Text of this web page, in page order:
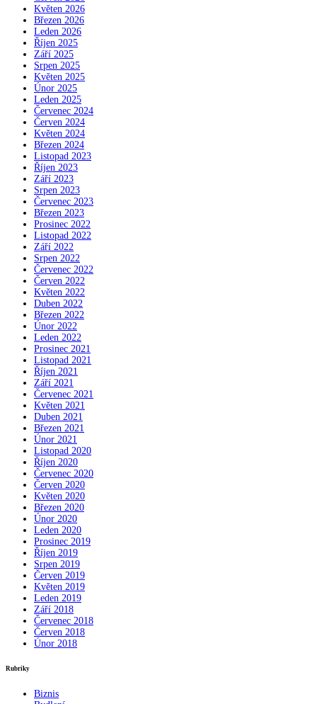
Květen 2026
Březen 2026
Leden 2026
Říjen 2025
Září 2025
Srpen 2025
Květen 2025
Únor 2025
Leden 2025
Červenec 2024
Červen 2024
Květen 2024
Březen 2024
Listopad 2023
Říjen 2023
Září 2023
Srpen 2023
Červenec 2023
Březen 2023
Prosinec 2022
Listopad 2022
Září 2022
Srpen 2022
Červenec 2022
Červen 2022
Květen 2022
Duben 2022
Březen 2022
Únor 2022
Leden 2022
Prosinec 2021
Listopad 2021
Říjen 2021
Září 2021
Červenec 2021
Květen 2021
Duben 2021
Březen 2021
Únor 2021
Listopad 2020
Říjen 2020
Červenec 2020
Červen 2020
Květen 2020
Březen 2020
Únor 2020
Leden 2020
Prosinec 2019
Říjen 2019
Srpen 2019
Červen 2019
Květen 2019
Leden 2019
Září 2018
Červenec 2018
Červen 2018
Únor 2018
Rubriky
Biznis